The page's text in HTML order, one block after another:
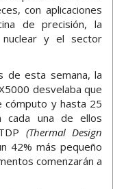
con aplicaciones
de precisión, la
nuclear y el sector
de esta semana, la
desvelaba que
cómputo y hasta 25
una de ellos
(Thermal Design
42% más pequeño
comenzarán a